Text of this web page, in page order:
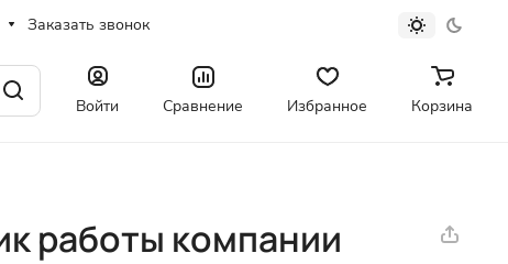
Заказать звонок
Войти Сравнение Избранное Корзина
работы компaнии